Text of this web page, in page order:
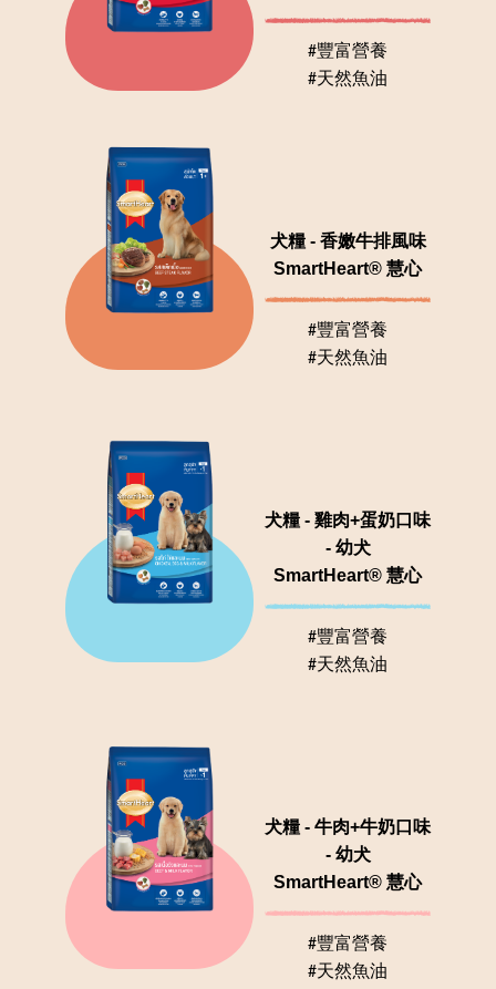
#豐富營養
#天然魚油
犬糧 - 香嫩牛排風味
SmartHeart® 慧心
#豐富營養
#天然魚油
犬糧 - 雞肉+蛋奶口味
- 幼犬
SmartHeart® 慧心
#豐富營養
#天然魚油
犬糧 - 牛肉+牛奶口味
- 幼犬
SmartHeart® 慧心
#豐富營養
#天然魚油